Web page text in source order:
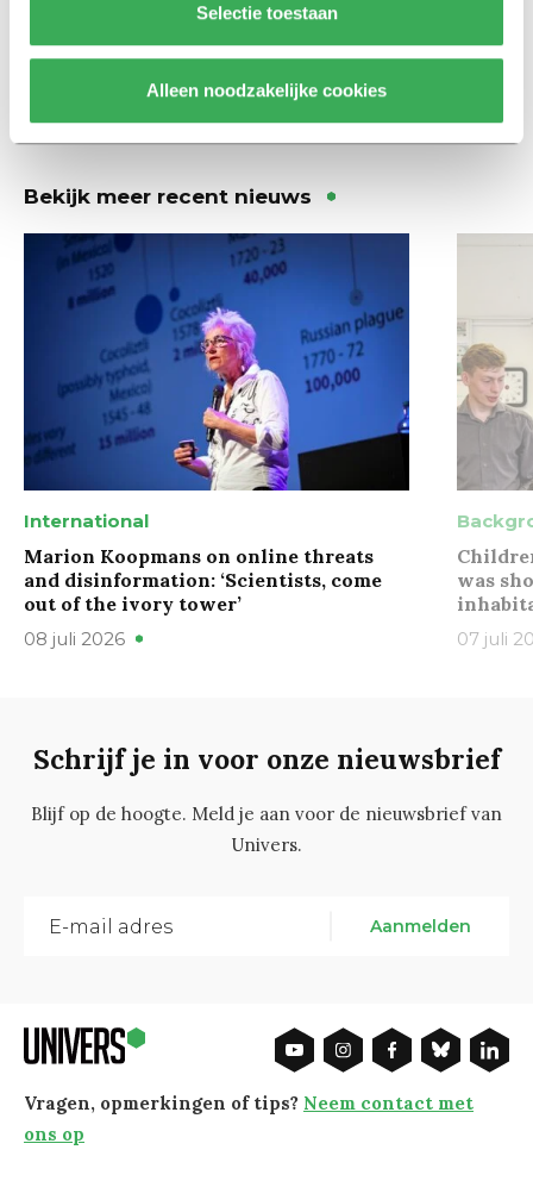
Selectie toestaan
Alleen noodzakelijke cookies
Column
Maak het onderwijs flexibel,
zodat studenten zich breder
kunnen ontwikkelen
Bekijk meer recent nieuws
International
Marion Koopmans on online threats
and disinformation: ‘Scientists, come
out of the ivory tower’
08 juli 2026
was
07 juli
Schrijf je in voor onze nieuwsbrief
Blijf op de hoogte. Meld je aan voor de nieuwsbrief van
Univers.
Aanmelden
Vragen, opmerkingen of tips? Neem contact met
ons op